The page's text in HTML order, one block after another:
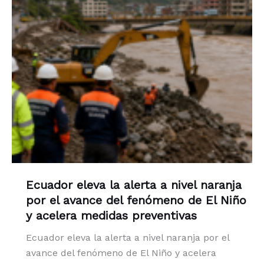
Ecuador eleva la alerta a nivel naranja
por el avance del fenómeno de El Niño
y acelera medidas preventivas
Ecuador eleva la alerta a nivel naranja por el
avance del fenómeno de El Niño y acelera